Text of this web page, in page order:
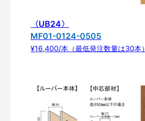
〈UB24〉
MF01-0124-0505
¥16,400/本（最低発注数量は30本）